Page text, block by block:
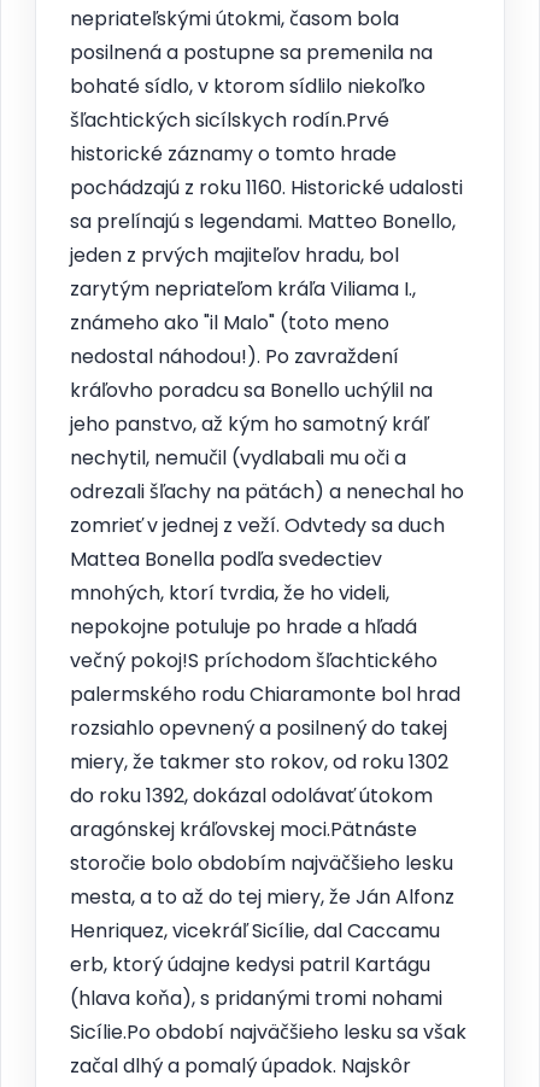
nepriateľskými útokmi, časom bola
posilnená a postupne sa premenila na
bohaté sídlo, v ktorom sídlilo niekoľko
šľachtických sicílskych rodín.Prvé
historické záznamy o tomto hrade
pochádzajú z roku 1160. Historické udalosti
sa prelínajú s legendami. Matteo Bonello,
jeden z prvých majiteľov hradu, bol
zarytým nepriateľom kráľa Viliama I.,
známeho ako "il Malo" (toto meno
nedostal náhodou!). Po zavraždení
kráľovho poradcu sa Bonello uchýlil na
jeho panstvo, až kým ho samotný kráľ
nechytil, nemučil (vydlabali mu oči a
odrezali šľachy na pätách) a nenechal ho
zomrieť v jednej z veží. Odvtedy sa duch
Mattea Bonella podľa svedectiev
mnohých, ktorí tvrdia, že ho videli,
nepokojne potuluje po hrade a hľadá
večný pokoj!S príchodom šľachtického
palermského rodu Chiaramonte bol hrad
rozsiahlo opevnený a posilnený do takej
miery, že takmer sto rokov, od roku 1302
do roku 1392, dokázal odolávať útokom
aragónskej kráľovskej moci.Pätnáste
storočie bolo obdobím najväčšieho lesku
mesta, a to až do tej miery, že Ján Alfonz
Henriquez, vicekráľ Sicílie, dal Caccamu
erb, ktorý údajne kedysi patril Kartágu
(hlava koňa), s pridanými tromi nohami
Sicílie.Po období najväčšieho lesku sa však
začal dlhý a pomalý úpadok. Najskôr